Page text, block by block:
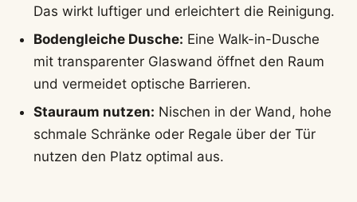
Das wirkt luftiger und erleichtert die Reinigung.
Bodengleiche Dusche: Eine Walk-in-Dusche
mit transparenter Glaswand öffnet den Raum
und vermeidet optische Barrieren.
Stauraum nutzen: Nischen in der Wand, hohe
schmale Schränke oder Regale über der Tür
nutzen den Platz optimal aus.